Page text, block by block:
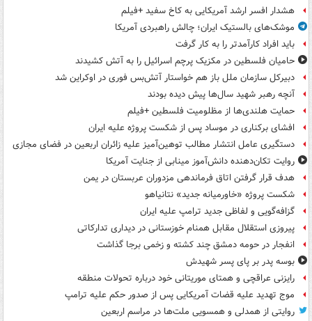
هشدار افسر ارشد آمریکایی به کاخ سفید +فیلم
موشک‌های بالستیک ایران؛ چالش راهبردی آمریکا
باید افراد کارآمدتر را به کار گرفت
حامیان فلسطین در مکزیک پرچم اسرائیل را به آتش کشیدند
دبیرکل سازمان ملل باز هم خواستار آتش‌بس فوری در اوکراین شد
آنچه رهبر شهید سال‌ها پیش دیده بودند
حمایت هلندی‌ها از مظلومیت فلسطین +فیلم
افشای برکناری در موساد پس از شکست پروژه علیه ایران
دستگیری عامل انتشار مطالب توهین‌آمیز علیه زائران اربعین در فضای مجازی
روایت تکان‌دهنده دانش‌آموز مینابی از جنایت آمریکا
هدف قرار گرفتن اتاق‌ فرماندهی مزدوران عربستان در یمن
شکست پروژه «خاورمیانه جدید» نتانیاهو
گزافه‌گویی و لفاظی جدید ترامپ علیه ایران
پیروزی استقلال مقابل همنام خوزستانی در دیداری تدارکاتی
انفجار در حومه دمشق چند کشته و زخمی برجا گذاشت
بوسه‌ پدر بر پای پسر شهیدش
رایزنی عراقچی و همتای موریتانی خود درباره تحولات منطقه
موج تهدید علیه قضات آمریکایی پس از صدور حکم علیه ترامپ
روایتی از همدلی و همسویی ملت‌ها در مراسم اربعین